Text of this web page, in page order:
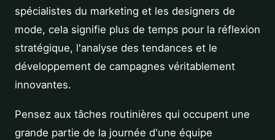
spécialistes du marketing et les designers de
mode, cela signifie plus de temps pour la réflexion
stratégique, l'analyse des tendances et le
développement de campagnes véritablement
innovantes.
Pensez aux tâches routinières qui occupent une
grande partie de la journée d'une équipe